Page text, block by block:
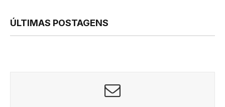
ÚLTIMAS POSTAGENS